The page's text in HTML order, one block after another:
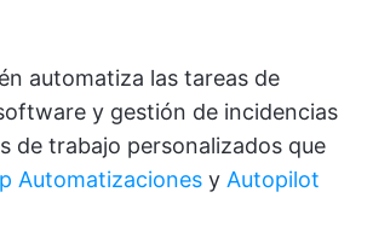
automatiza las tareas de
y gestión de incidencias
de trabajo personalizados que
Automatizaciones y Autopilot